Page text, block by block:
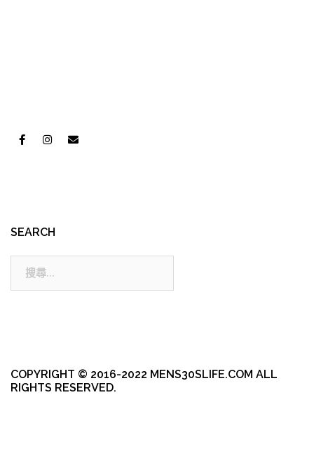
SEARCH
COPYRIGHT © 2016-2022 MENS30SLIFE.COM ALL
RIGHTS RESERVED.